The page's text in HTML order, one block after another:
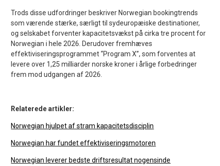
Trods disse udfordringer beskriver Norwegian bookingtrends
som værende stærke, særligt til sydeuropæiske destinationer,
og selskabet forventer kapacitetsvækst på cirka tre procent for
Norwegian i hele 2026. Derudover fremhæves
effektiviseringsprogrammet “Program X”, som forventes at
levere over 1,25 milliarder norske kroner i årlige forbedringer
frem mod udgangen af 2026.
Relaterede artikler:
Norwegian hjulpet af stram kapacitetsdisciplin
Norwegian har fundet effektiviseringsmotoren
Norwegian leverer bedste driftsresultat nogensinde